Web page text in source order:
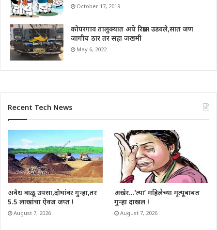
October 17, 2019
कोपरगाव तालुक्यात अपे रिक्षास उडवले,सात जण
जागीच ठार तर सहा जखमी
May 6, 2022
Recent Tech News
अवैध वाळू उपसा,दोघांवर गुन्हा,तर
5.5 लाखांचा ऐवज जप्त !
August 7, 2026
अखेर…’त्या’ महिलेच्या मृत्यूबाबत
गुन्हा दाखल !
August 7, 2026